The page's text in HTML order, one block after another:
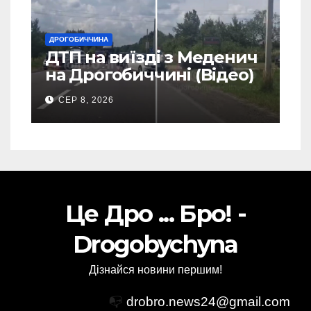
ДРОГОБИЧЧИНА
ДТП на виїзді з Меденич
на Дрогобиччині (Відео)
СЕР 8, 2026
Це Дро ... Бро! -
Drogobychyna
Дізнайся новини першим!
📭 drobro.news24@gmail.com